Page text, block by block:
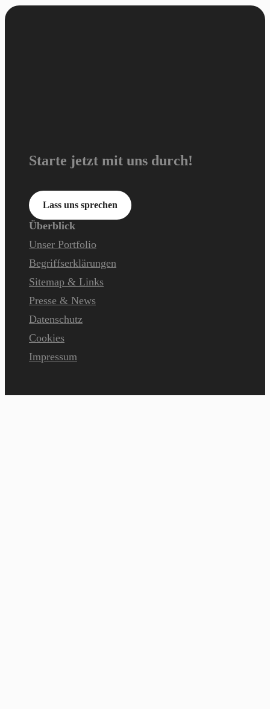
Starte jetzt mit uns durch!
Lass uns sprechen
Überblick
Unser Portfolio
Begriffserklärungen
Sitemap & Links
Presse & News
Datenschutz
Cookies
Impressum